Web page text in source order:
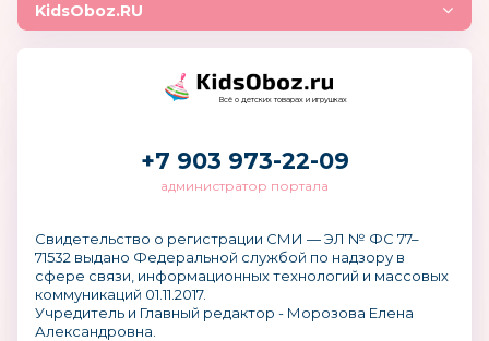
KidsOboz.RU
Всё о детских товарах и игрушках
+7 903 973-22-09
администратор портала
Свидетельство о регистрации СМИ — ЭЛ № ФС 77–
71532 выдано Федеральной службой по надзору в
сфере связи, информационных технологий и массовых
коммуникаций 01.11.2017.
Учредитель и Главный редактор - Морозова Елена
Александровна.